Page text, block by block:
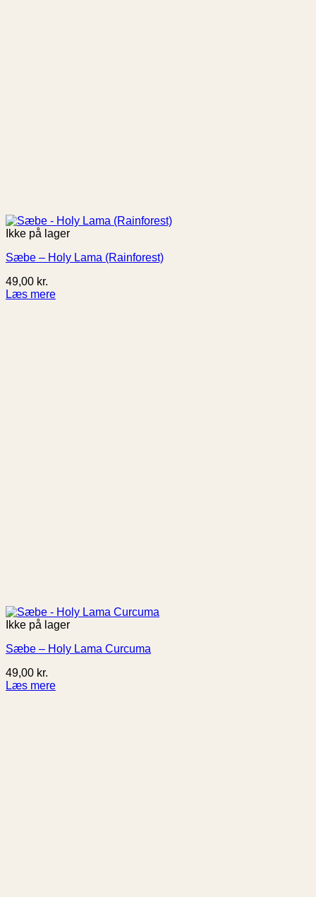
Ikke på lager
Sæbe – Holy Lama (Rainforest)
49,00 kr.
Læs mere
Ikke på lager
Sæbe – Holy Lama Curcuma
49,00 kr.
Læs mere